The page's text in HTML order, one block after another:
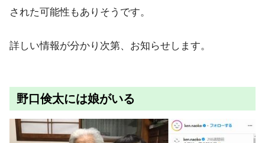
された可能性もありそうです。
詳しい情報が分かり次第、お知らせします。
野口倹太には娘がいる